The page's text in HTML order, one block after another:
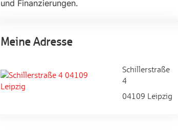
und Finanzierungen.
Meine Adresse
Schillerstraße
4
04109 Leipzig